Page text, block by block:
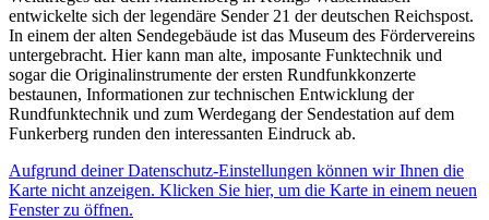
entwickelte sich der legendäre Sender 21 der deutschen Reichspost.
In einem der alten Sendegebäude ist das Museum des Fördervereins
untergebracht. Hier kann man alte, imposante Funktechnik und
sogar die Originalinstrumente der ersten Rundfunkkonzerte
bestaunen, Informationen zur technischen Entwicklung der
Rundfunktechnik und zum Werdegang der Sendestation auf dem
Funkerberg runden den interessanten Eindruck ab.
Aufgrund deiner Datenschutz-Einstellungen können wir Ihnen die
Karte nicht anzeigen. Klicken Sie hier, um die Karte in einem neuen
Fenster zu öffnen.